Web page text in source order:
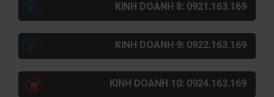
KINH DOANH 8: 0921.163.169
KINH DOANH 9: 0922.163.169
KINH DOANH 10: 0924.163.169